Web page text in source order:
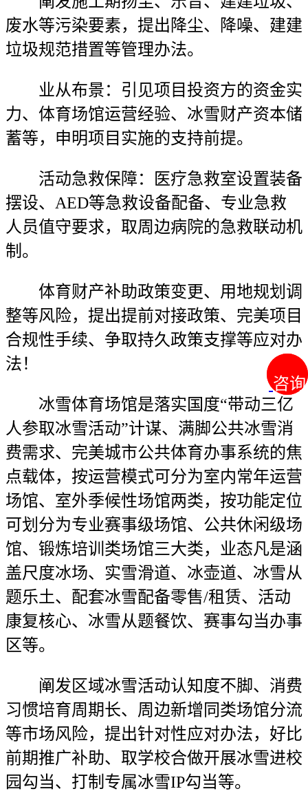
咨询
咨询
废水等污染要素，提出降尘、降噪、建建
垃圾规范措置等管理办法。
业从布景：引见项目投资方的资金实
力、体育场馆运营经验、冰雪财产资本储
蓄等，申明项目实施的支持前提。
活动急救保障：医疗急救室设置装备
摆设、AED等急救设备配备、专业急救
人员值守要求，取周边病院的急救联动机
制。
体育财产补助政策变更、用地规划调
整等风险，提出提前对接政策、完美项目
合规性手续、争取持久政策支撑等应对办
法！
冰雪体育场馆是落实国度“带动三亿
人参取冰雪活动”计谋、满脚公共冰雪消
费需求、完美城市公共体育办事系统的焦
点载体，按运营模式可分为室内常年运营
场馆、室外季候性场馆两类，按功能定位
可划分为专业赛事级场馆、公共休闲级场
馆、锻炼培训类场馆三大类，业态凡是涵
盖尺度冰场、实雪滑道、冰壶道、冰雪从
题乐土、配套冰雪配备零售/租赁、活动
康复核心、冰雪从题餐饮、赛事勾当办事
区等。
阐发区域冰雪活动认知度不脚、消费
习惯培育周期长、周边新增同类场馆分流
等市场风险，提出针对性应对办法，好比
前期推广补助、取学校合做开展冰雪进校
园勾当、打制专属冰雪IP勾当等。